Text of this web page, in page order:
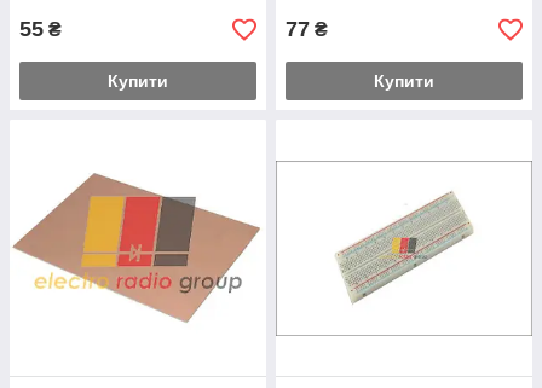
55 ₴
Купити
77 ₴
Купити